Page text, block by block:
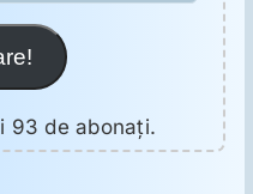
93 de abonați.